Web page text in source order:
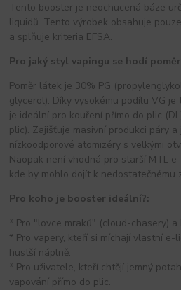
Tento booster je neochucená báze
liquidů. Tento výrobek obsahuje
a splňuje kriteria EFSA.
Pro jaký styl vapingu se hodí poměr
Poměr látek je 30% PG
glycerol). Díky vysokému podílu VG
je ideální pro kouření přímo do plic
plic). Zajišťuje masivní produkci páry a
nízkoodporové atomizéry s velkými
Naopak není vhodná pro starší MTL
kde by mohlo dojít k nedostatečnému
Pro koho je booster ideální?:
* Pro "lovce mraků" (cloud-chasery) a
* Pro vapery, kteří si míchají vlastní e-
hustší náplně.
* Pro uživatele, kteří chtějí jemný
vapování přímo do plic.